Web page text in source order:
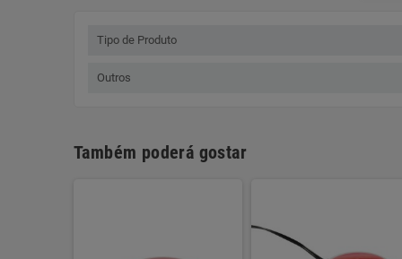
Tipo de Produto
Outros
Também poderá gostar